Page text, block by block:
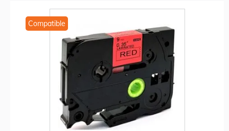
Compatible